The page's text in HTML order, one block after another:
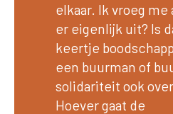
elkaar. Ik vroeg
er eigenlijk uit? Is
keertje
een buurman of
solidariteit ook
Hoever gaat de